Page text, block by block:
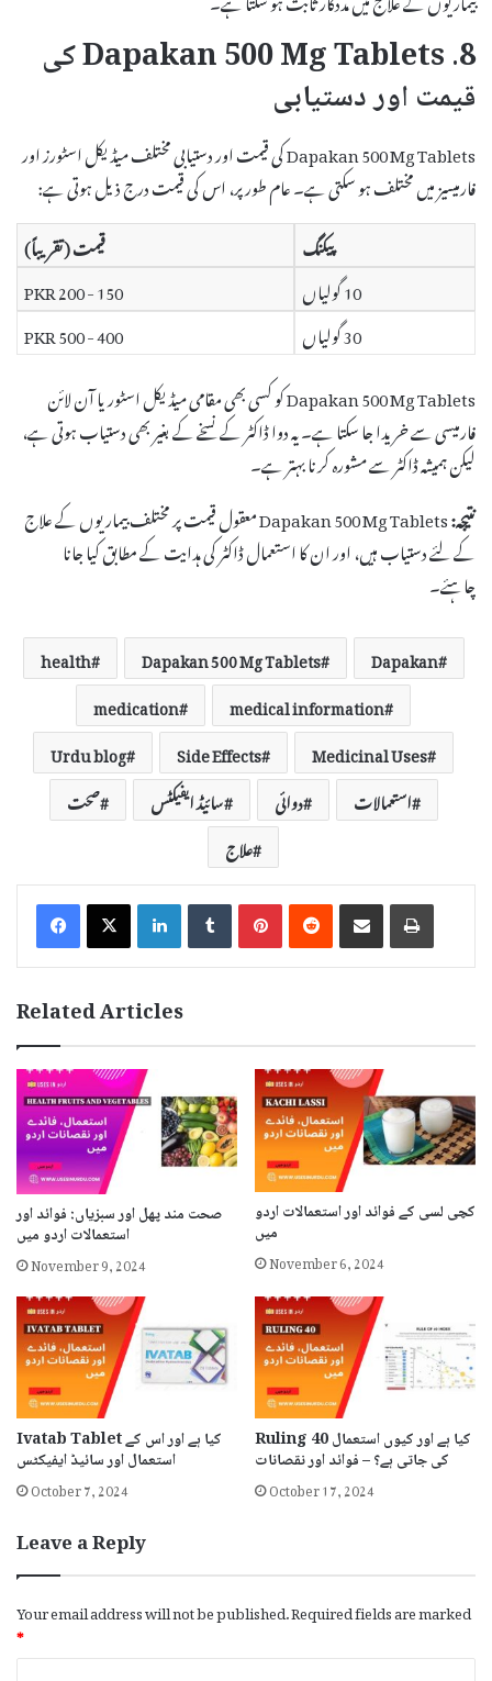
8. Dapakan 500 Mg Tablets کی
قیمت اور دستیابی
Dapakan 500 Mg Tablets کی قیمت اور دستیابی مختلف میڈیکل اسٹورز اور
فارمیسیز میں مختلف ہو سکتی ہے۔ عام طور پر، اس کی قیمت درج ذیل ہوتی ہے:
پیکنگ
قیمت (تقریباً)
10 گولیاں
150 - 200 PKR
30 گولیاں
400 - 500 PKR
Dapakan 500 Mg Tablets کو کسی بھی مقامی میڈیکل اسٹور یا آن لائن
فارمیسی سے خریدا جا سکتا ہے۔ یہ دوا ڈاکٹر کے نسخے کے بغیر بھی دستیاب ہوتی ہے،
لیکن ہمیشہ ڈاکٹر سے مشورہ کرنا بہتر ہے۔
نتیجہ:
Dapakan 500 Mg Tablets معقول قیمت پر مختلف بیماریوں کے علاج
کے لئے دستیاب ہیں، اور ان کا استعمال ڈاکٹر کی ہدایت کے مطابق کیا جانا
چاہئے۔
Dapakan
Dapakan 500 Mg Tablets
health
medical information
medication
Medicinal Uses
Side Effects
Urdu blog
استعمالات
دوائی سائیڈ ایفیکٹس
صحت
علاج
LinkedInTumblrPinterestReddit Share via Email Print
Related Articles
صحت مند پھل اور سبزیاں: فوائد اور
استعمالات اردو میں
November 9, 2024
کچی لسی کے فوائد اور استعمالات اردو
میں
November 6, 2024
Ivatab Tablet کیا ہے اور اس کے
استعمال اور سائیڈ ایفیکٹس
October 7, 2024
Ruling 40 کیا ہے اور کیوں استعمال
کی جاتی ہے؟ – فوائد اور نقصانات
October 17, 2024
Leave a Reply
Your email address will not be published.Required fields are marked
*